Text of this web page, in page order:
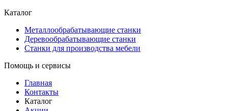
Каталог
Металлообрабатывающие станки
Деревообрабатывающие станки
Станки для производства мебели
Помощь и сервисы
Главная
Контакты
Каталог